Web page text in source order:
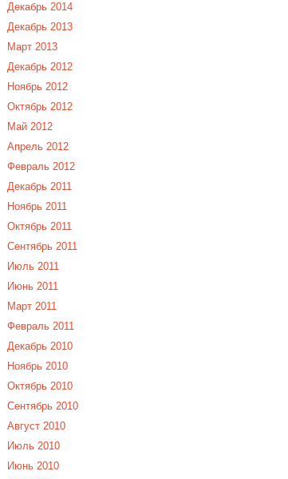
Декабрь 2014
Декабрь 2013
Март 2013
Декабрь 2012
Ноябрь 2012
Октябрь 2012
Май 2012
Апрель 2012
Февраль 2012
Декабрь 2011
Ноябрь 2011
Октябрь 2011
Сентябрь 2011
Июль 2011
Июнь 2011
Март 2011
Февраль 2011
Декабрь 2010
Ноябрь 2010
Октябрь 2010
Сентябрь 2010
Август 2010
Июль 2010
Июнь 2010